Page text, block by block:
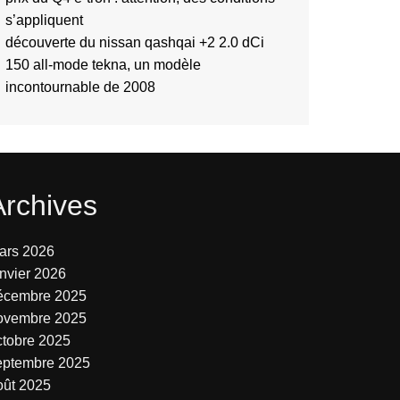
s’appliquent
découverte du nissan qashqai +2 2.0 dCi
150 all-mode tekna, un modèle
incontournable de 2008
2026
2026
2025
2025
2025
2025
2025